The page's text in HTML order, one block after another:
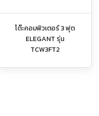
โต๊ะคอมพิวเตอร์ 3 ฟุต
ELEGANT รุ่น
TCW3FT2